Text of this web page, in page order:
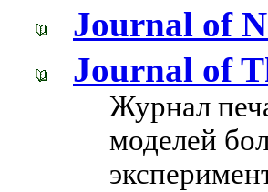
Journal of
Journal of
Журнал
моделей